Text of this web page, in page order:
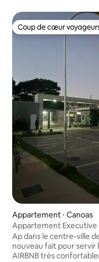
Coup de cœur
Coup de cœur
Appartement ⋅ Canoas
Appartement Executive
Centro Canoas, près de
Ap dans le centre-ville
nouveau fait pour servir
AIRBNB très